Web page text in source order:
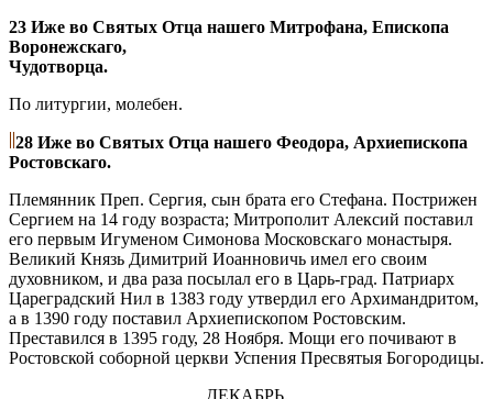
23 Иже во Святых Отца нашего Митрофана, Епископа
Воронежскаго,
Чудотворца.
По литургии, молебен.
28 Иже во Святых Отца нашего Феодора, Архиепископа
Ростовскаго.
Племянник Преп. Сергия, сын брата его Стефана. Пострижен
Сергием на 14 году возраста; Митрополит Алексий поставил
его первым Игуменом Симонова Московскаго монастыря.
Великий Князь Димитрий Иоанновичь имел его своим
духовником, и два раза посылал его в Царь-град. Патриарх
Цареградский Нил в 1383 году утвердил его Архимандритом,
а в 1390 году поставил Архиепископом Ростовским.
Преставился в 1395 году, 28 Ноября. Мощи его почивают в
Ростовской соборной церкви Успения Пресвятыя Богородицы.
ДЕКАБРЬ.